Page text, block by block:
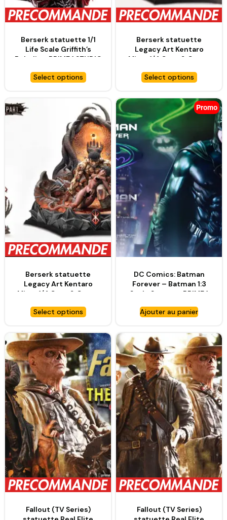
Berserk statuette 1/1
Life Scale Griffith’s
Behelit – PRIME 1 STUDIO
Select options
Berserk statuette
Legacy Art Kentaro
Miura 1/4 Guts & Casca
Select options
Berserk statuette
Legacy Art Kentaro
Miura 1/4 Guts & Casca
STUDIO
Select options
Promo
DC Comics: Batman
Forever – Batman 1:3
Scale Statue – PRIME 1
Ajouter au panier
Fallout (TV Series)
Fallout (TV Series)